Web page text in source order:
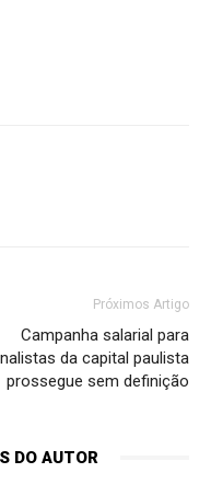
Próximos Artigo
Campanha salarial para
da capital paulista
prossegue sem definição
DO AUTOR